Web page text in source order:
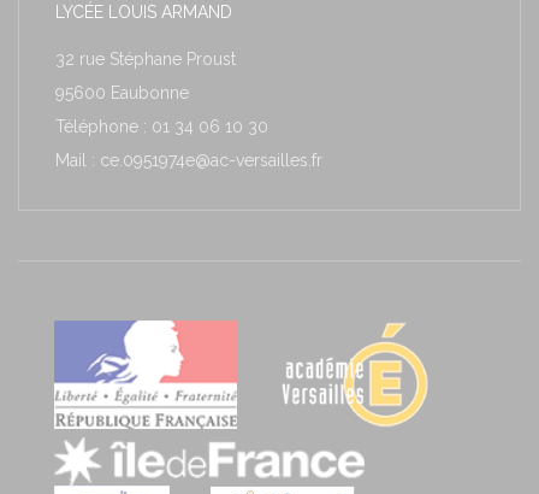
LYCÉE LOUIS ARMAND
32 rue Stéphane Proust
95600 Eaubonne
Téléphone : 01 34 06 10 30
Mail : ce.0951974e@ac-versailles.fr